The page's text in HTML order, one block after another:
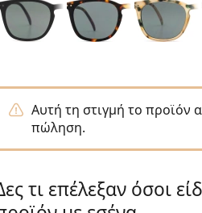
Αυτή τη στιγμή το προϊόν
πώληση.
τι επέλεξαν όσοι